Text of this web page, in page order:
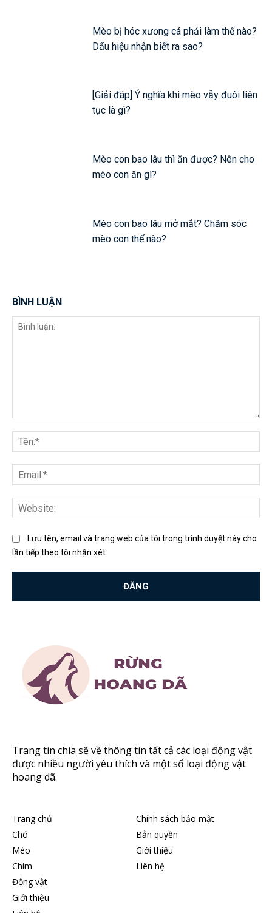
Mèo bị hóc xương cá phải làm thế nào?
Dấu hiệu nhận biết ra sao?
[Giải đáp] Ý nghĩa khi mèo vẫy đuôi liên
tục là gì?
Mèo con bao lâu thì ăn được? Nên cho
mèo con ăn gì?
Mèo con bao lâu mở mắt? Chăm sóc
mèo con thế nào?
BÌNH LUẬN
luận:
Lưu tên, email và trang web của tôi trong trình duyệt này cho
lần tiếp theo tôi nhận xét.
Trang tin chia sẽ về thông tin tất cả các loại động vật
được nhiều người yêu thích và một số loại động vật
hoang dã.
Trang chủ
Chó
Mèo
Chim
Động vật
Giới thiệu
Chính sách bảo mật
Bản quyền
Giới thiệu
Liên hệ